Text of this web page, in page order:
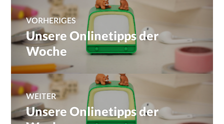
Beitragsnavigation
VORHERIGES
Vorheriger
Beitrag:
Unsere Onlinetipps der
Woche
WEITER
Nächster
Beitrag:
Unsere Onlinetipps der